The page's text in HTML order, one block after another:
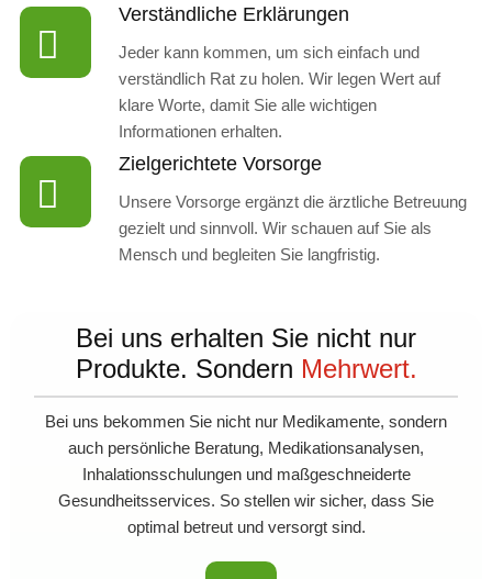
Verständliche Erklärungen
Jeder kann kommen, um sich einfach und
verständlich Rat zu holen. Wir legen Wert auf
klare Worte, damit Sie alle wichtigen
Informationen erhalten.
Zielgerichtete Vorsorge
Unsere Vorsorge ergänzt die ärztliche Betreuung
gezielt und sinnvoll. Wir schauen auf Sie als
Mensch und begleiten Sie langfristig.
Bei uns erhalten Sie nicht nur
Produkte. Sondern Mehrwert.
Bei uns bekommen Sie nicht nur Medikamente, sondern
auch persönliche Beratung, Medikationsanalysen,
Inhalationsschulungen und maßgeschneiderte
Gesundheitsservices. So stellen wir sicher, dass Sie
optimal betreut und versorgt sind.